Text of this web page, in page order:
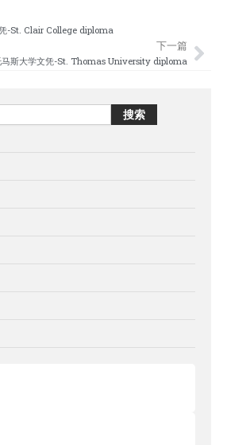
-St. Clair College diploma
下一篇
马斯大学文凭-St. Thomas University diploma
搜索